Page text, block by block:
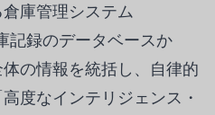
庫管理システム
記録のデータベースか
の情報を統括し、自律的
度なインテリジェンス・